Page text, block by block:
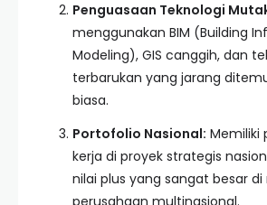
Penguasaan Teknologi
menggunakan BIM (Building
Modeling), GIS canggih, dan
terbarukan yang jarang
biasa.
Portofolio Nasional: Memiliki
kerja di proyek strategis
nilai plus yang sangat besar di
perusahaan multinasional.